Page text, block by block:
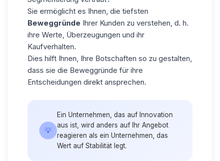
Sie ermöglicht es Ihnen, die tiefsten
Beweggründe Ihrer Kunden zu verstehen, d. h.
ihre Werte, Überzeugungen und ihr
Kaufverhalten.
Dies hilft Ihnen, Ihre Botschaften so zu gestalten,
dass sie die Beweggründe für ihre
Entscheidungen direkt ansprechen.
💡
Ein Unternehmen, das auf Innovation
aus ist, wird anders auf Ihr Angebot
reagieren als ein Unternehmen, das
Wert auf Stabilität legt.